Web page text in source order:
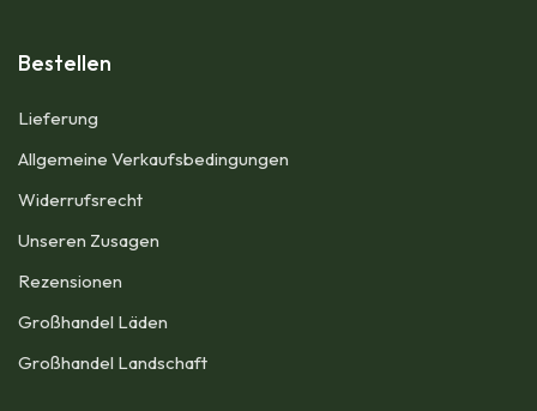
Bestellen
Lieferung
Allgemeine Verkaufsbedingungen​
Widerrufsrecht
Unseren Zusagen
Rezensionen​
Großhandel Läden
Großhandel Landschaft